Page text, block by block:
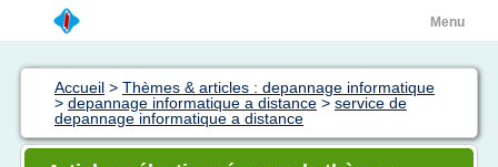
Menu
Accueil > Thèmes & articles : depannage informatique
> depannage informatique a distance > service de
depannage informatique a distance